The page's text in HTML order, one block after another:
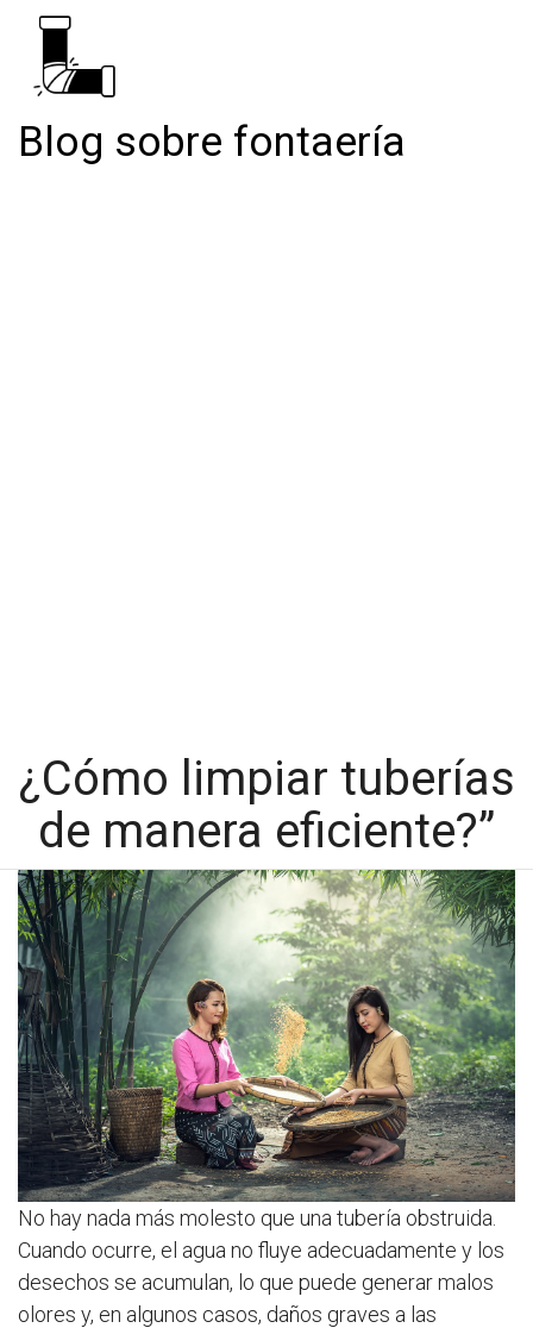
Blog sobre fontaería
¿Cómo limpiar tuberías
de manera eficiente?”
No hay nada más molesto que una tubería obstruida.
Cuando ocurre, el agua no fluye adecuadamente y los
desechos se acumulan, lo que puede generar malos
olores y, en algunos casos, daños graves a las